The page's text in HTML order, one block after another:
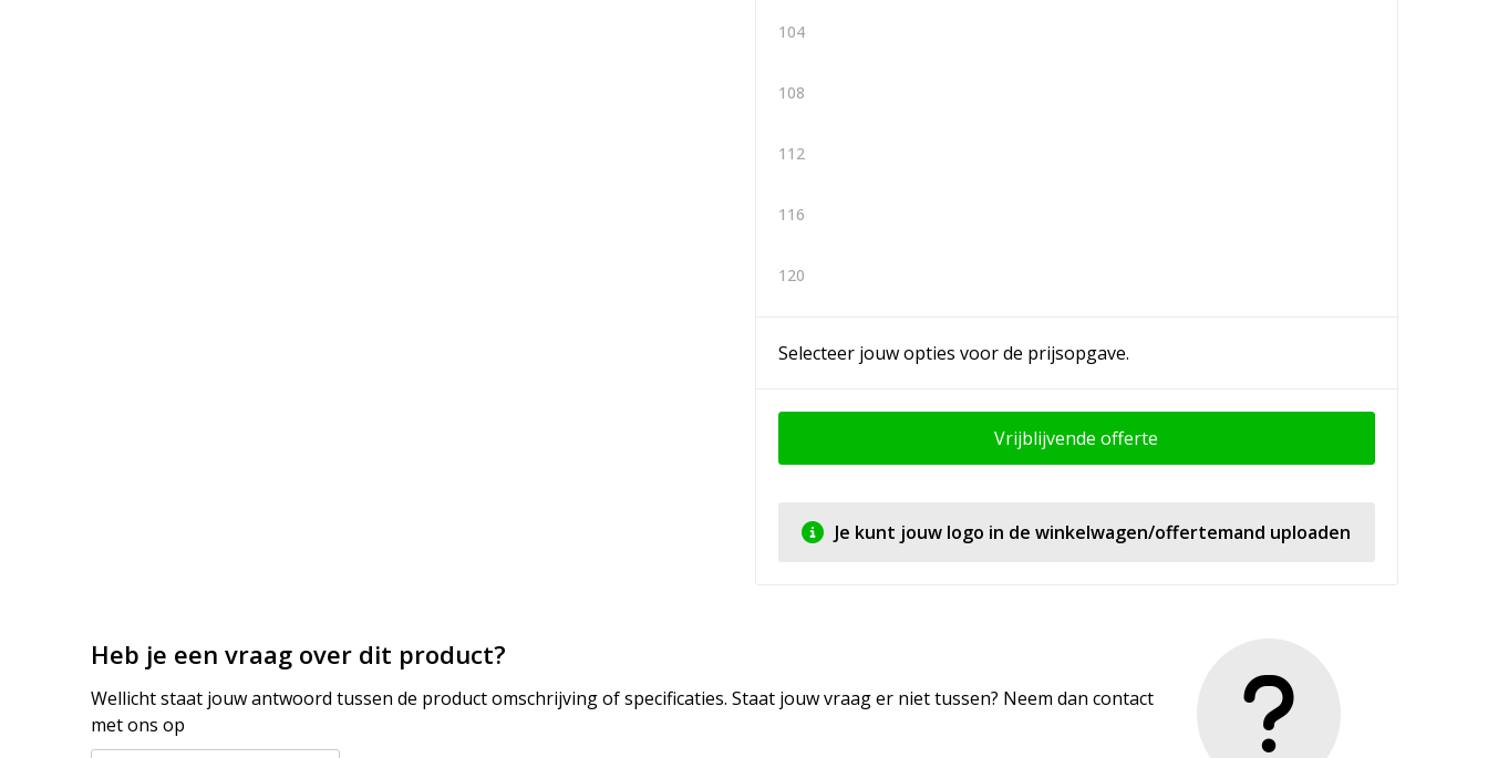
104
108
112
116
120
Selecteer jouw opties voor de prijsopgave.
Vrijblijvende offerte
Je kunt jouw logo in de winkelwagen/offertemand uploaden
Heb je een vraag over dit product?
Wellicht staat jouw antwoord tussen de product omschrijving of specificaties. Staat jouw vraag er niet tussen? Neem dan contact
met ons op